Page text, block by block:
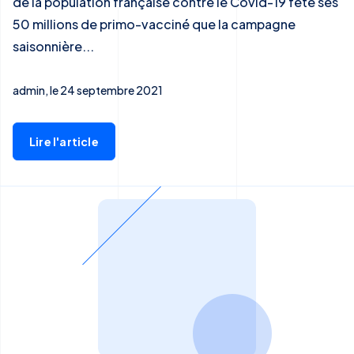
50 millions de primo-vacciné que la campagne
saisonnière...
admin, le 24 septembre 2021
Lire l'article